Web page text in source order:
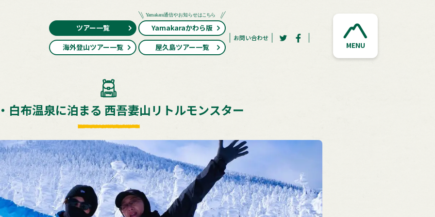
ツアー一覧
Yamakaraかわら版
海外登山ツアー一覧
屋久島ツアー一覧
お問い合わせ
MENU
白布温泉に泊まる 西吾妻山リトルモンスター